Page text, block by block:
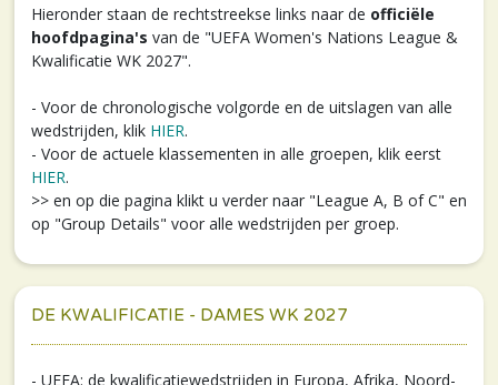
Hieronder staan de rechtstreekse links naar de officiële
hoofdpagina's van de "UEFA Women's Nations League &
Kwalificatie WK 2027".
- Voor de chronologische volgorde en de uitslagen van alle
wedstrijden, klik HIER.
- Voor de actuele klassementen in alle groepen, klik eerst
HIER.
>> en op die pagina klikt u verder naar "League A, B of C" en
op "Group Details" voor alle wedstrijden per groep.
DE KWALIFICATIE - DAMES WK 2027
- UEFA: de kwalificatiewedstrijden in Europa, Afrika, Noord-